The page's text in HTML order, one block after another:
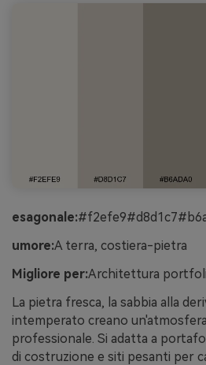
esagonale:
umore:A terra, costiera-pietra
Migliore per:Architettura
La pietra fresca, la sabbia alla
intemperato creano
professionale. Si adatta a
di costruzione e siti pesanti per